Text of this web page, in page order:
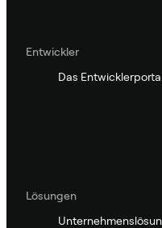
Entwickler
Das
Lösungen